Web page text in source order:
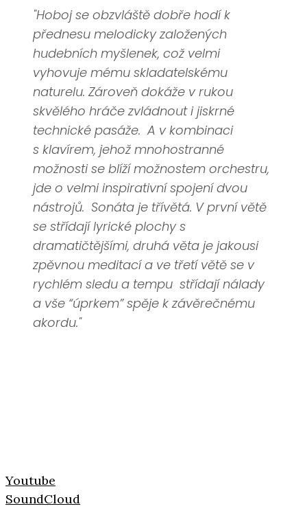
"Hoboj se obzvláště dobře hodí k
přednesu melodicky založených
hudebních myšlenek, což velmi
vyhovuje mému skladatelskému
naturelu. Zároveň dokáže v rukou
skvělého hráče zvládnout i jiskrné
technické pasáže. A v kombinaci
s klavírem, jehož mnohostranné
možnosti se blíží možnostem orchestru,
jde o velmi inspirativní spojení dvou
nástrojů. Sonáta je třívětá. V první větě
se střídají lyrické plochy s
dramatičtějšími, druhá věta je jakousi
zpěvnou meditací a ve třetí větě se v
rychlém sledu a tempu střídají nálady
a vše “úprkem” spěje k závěrečnému
akordu."
Youtube
SoundCloud